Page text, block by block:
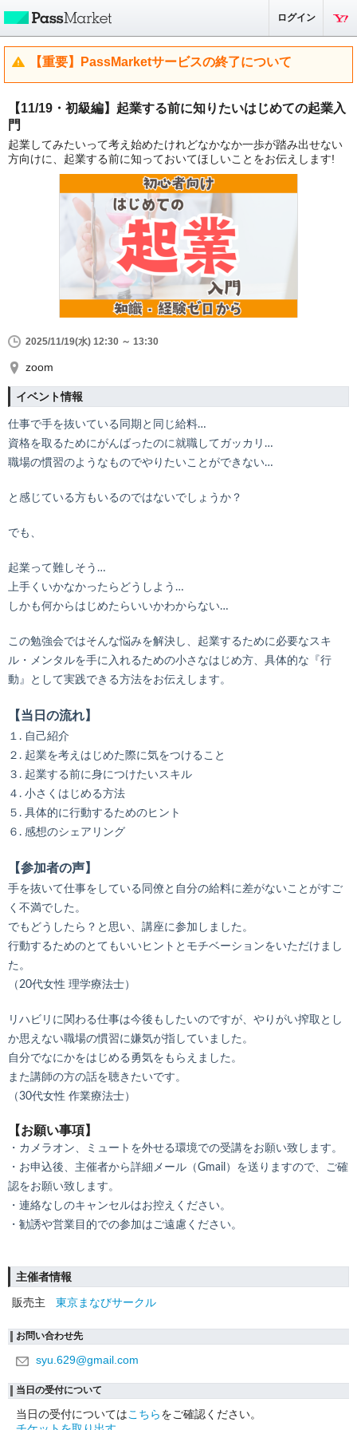
ログイン
【重要】PassMarketサービスの終了について
【11/19・初級編】起業する前に知りたいはじめての起業入
門
起業してみたいって考え始めたけれどなかなか一歩が踏み出せない
方向けに、起業する前に知っておいてほしいことをお伝えします!
2025/11/19(水) 12:30 ～ 13:30
zoom
イベント情報
仕事で手を抜いている同期と同じ給料…
資格を取るためにがんばったのに就職してガッカリ…
職場の慣習のようなものでやりたいことができない…
と感じている方もいるのではないでしょうか？
でも、
起業って難しそう…
上手くいかなかったらどうしよう…
しかも何からはじめたらいいかわからない…
この勉強会ではそんな悩みを解決し、起業するために必要なスキ
ル・メンタルを手に入れるための小さなはじめ方、具体的な『行
動』として実践できる方法をお伝えします。
【当日の流れ】
１. 自己紹介
２. 起業を考えはじめた際に気をつけること
３. 起業する前に身につけたいスキル
４. 小さくはじめる方法
５. 具体的に行動するためのヒント
６. 感想のシェアリング
【参加者の声】
手を抜いて仕事をしている同僚と自分の給料に差がないことがすご
く不満でした。
でもどうしたら？と思い、講座に参加しました。
行動するためのとてもいいヒントとモチベーションをいただけまし
た。
（20代女性 理学療法士）
リハビリに関わる仕事は今後もしたいのですが、やりがい搾取とし
か思えない職場の慣習に嫌気が指していました。
自分でなにかをはじめる勇気をもらえました。
また講師の方の話を聴きたいです。
（30代女性 作業療法士）
【お願い事項】
・カメラオン、ミュートを外せる環境での受講をお願い致します。
・お申込後、主催者から詳細メール（Gmail）を送りますので、ご確
認をお願い致します。
・連絡なしのキャンセルはお控えください。
・勧誘や営業目的での参加はご遠慮ください。
主催者情報
販売主
東京まなびサークル
お問い合わせ先
syu.629@gmail.com
当日の受付について
当日の受付についてはこちらをご確認ください。